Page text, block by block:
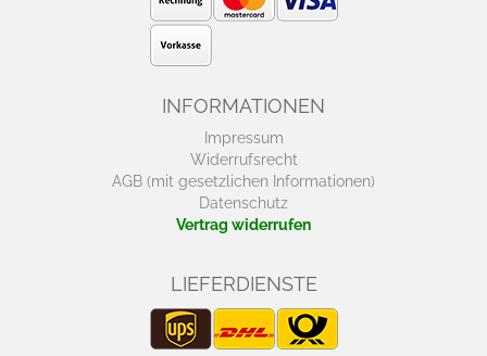
INFORMATIONEN
Impressum
Widerrufsrecht
AGB (mit gesetzlichen Informationen)
Datenschutz
Vertrag widerrufen
LIEFERDIENSTE